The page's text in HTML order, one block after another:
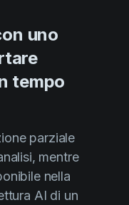
uno
tempo
parziale
mentre
nella
AI di un